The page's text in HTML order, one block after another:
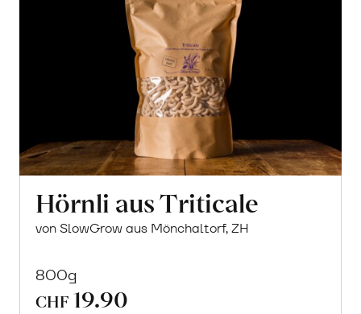
Hörnli aus Triticale
von SlowGrow aus Mönchaltorf, ZH
800g
CHF 19.90